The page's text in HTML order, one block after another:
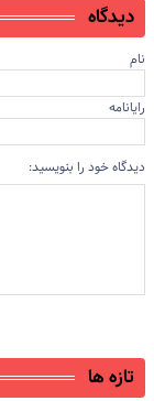
دیدگاه
نام
رایانامه
دیدگاه خود را بنویسید:
تازه ها